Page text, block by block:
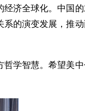
济全球化。中国
的演变发展，推
学智慧。希望美